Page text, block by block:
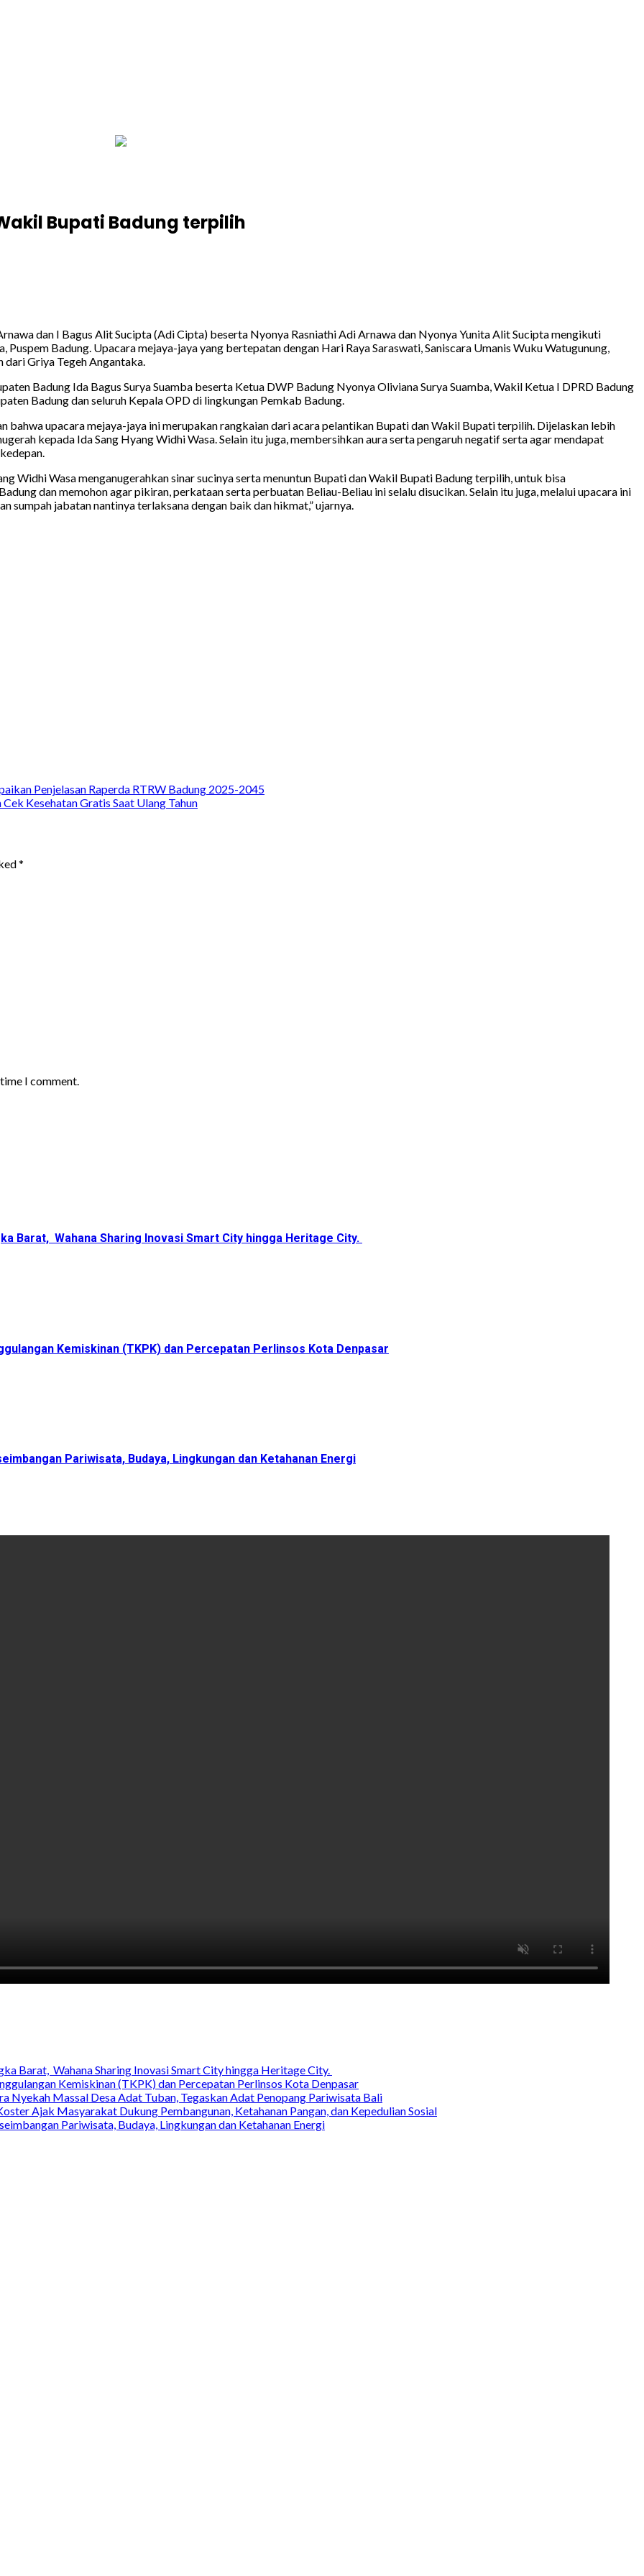
Bupati Badung terpilih
dan I Bagus Alit Sucipta (Adi Cipta) beserta Nyonya Rasniathi Adi Arnawa dan Nyonya Yunita Alit Sucipta mengikuti
Badung. Upacara mejaya-jaya yang bertepatan dengan Hari Raya Saraswati, Saniscara Umanis Wuku Watugunung,
dari Griya Tegeh Angantaka.
Badung Ida Bagus Surya Suamba beserta Ketua DWP Badung Nyonya Oliviana Surya Suamba, Wakil Ketua I DPRD Badung
Badung dan seluruh Kepala OPD di lingkungan Pemkab Badung.
bahwa upacara mejaya-jaya ini merupakan rangkaian dari acara pelantikan Bupati dan Wakil Bupati terpilih. Dijelaskan lebih
kepada Ida Sang Hyang Widhi Wasa. Selain itu juga, membersihkan aura serta pengaruh negatif serta agar mendapat
Widhi Wasa menganugerahkan sinar sucinya serta menuntun Bupati dan Wakil Bupati Badung terpilih, untuk bisa
dan memohon agar pikiran, perkataan serta perbuatan Beliau-Beliau ini selalu disucikan. Selain itu juga, melalui upacara ini
sumpah jabatan nantinya terlaksana dengan baik dan hikmat,” ujarnya.
Penjelasan Raperda RTRW Badung 2025-2045
Kesehatan Gratis Saat Ulang Tahun
*
I comment.
Barat, Wahana Sharing Inovasi Smart City hingga Heritage City.
Kemiskinan (TKPK) dan Percepatan Perlinsos Kota Denpasar
Pariwisata, Budaya, Lingkungan dan Ketahanan Energi
Barat, Wahana Sharing Inovasi Smart City hingga Heritage City.
Kemiskinan (TKPK) dan Percepatan Perlinsos Kota Denpasar
Nyekah Massal Desa Adat Tuban, Tegaskan Adat Penopang Pariwisata Bali
Ajak Masyarakat Dukung Pembangunan, Ketahanan Pangan, dan Kepedulian Sosial
Pariwisata, Budaya, Lingkungan dan Ketahanan Energi